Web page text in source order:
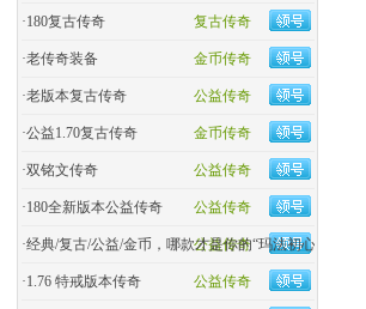
复古传奇
·180复古传奇
金币传奇
·老传奇装备
公益传奇
·老版本复古传奇
金币传奇
·公益1.70复古传奇
公益传奇
·双铭文传奇
公益传奇
·180全新版本公益传奇
公益传奇
·经典/复古/公益/金币，哪款才是你的“玛法初心
公益传奇
·1.76 特戒版本传奇